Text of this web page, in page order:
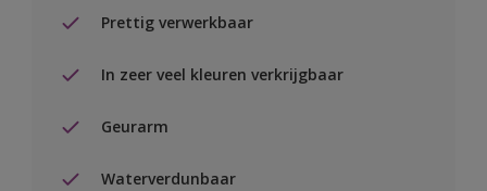
Prettig verwerkbaar
In zeer veel kleuren verkrijgbaar
Geurarm
Waterverdunbaar